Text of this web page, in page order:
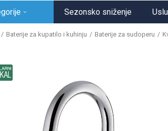
Sezonsko sniženje
Baterije za kupatilo i kuhinju Baterije za sudoperu